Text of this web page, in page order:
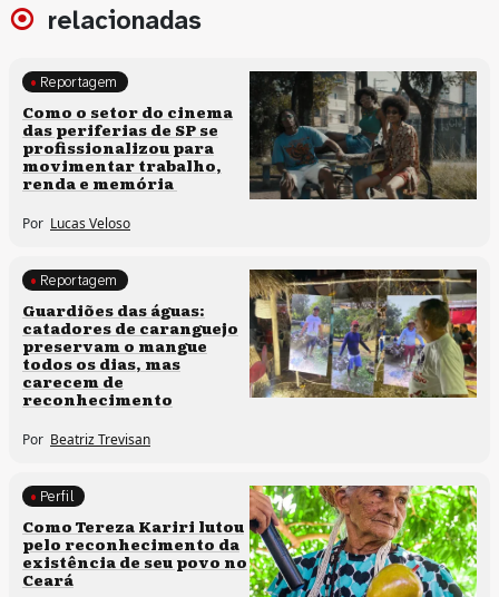
relacionadas
Políticas culturais
Reportagem
Como o setor do cinema
das periferias de SP se
profissionalizou para
movimentar trabalho,
renda e memória
Por Lucas Veloso
Clima e cultura
Reportagem
Guardiões das águas:
catadores de caranguejo
preservam o mangue
todos os dias, mas
carecem de
reconhecimento
Por Beatriz Trevisan
Comunidades tradicionais
Perfil
Como Tereza Kariri lutou
pelo reconhecimento da
existência de seu povo no
Ceará